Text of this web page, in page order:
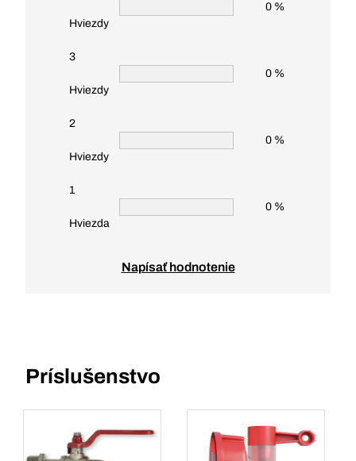
Hviezdy
0 %
3
Hviezdy
0 %
2
Hviezdy
0 %
1
Hviezda
0 %
Napísať hodnotenie
Príslušenstvo